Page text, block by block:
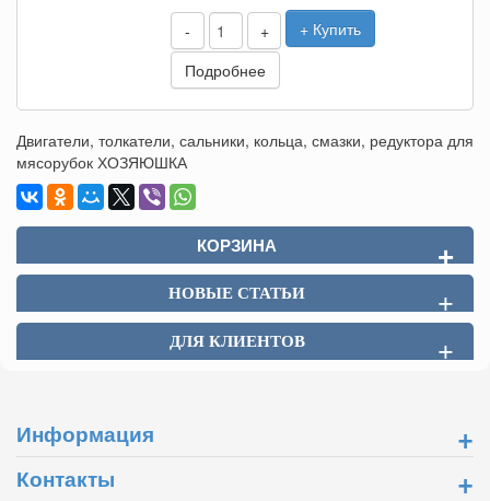
- +
+ Купить
Подробнее
Двигатели, толкатели, сальники, кольца, смазки, редуктора для
мясорубок ХОЗЯЮШКА
КОРЗИНА +
НОВЫЕ СТАТЬИ +
ДЛЯ КЛИЕНТОВ +
Информация +
Контакты +